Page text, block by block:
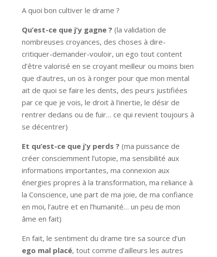
A quoi bon cultiver le drame ?
Qu’est-ce que j’y gagne ? (la validation de
nombreuses croyances, des choses à dire-
critiquer-demander-vouloir, un ego tout content
d’être valorisé en se croyant meilleur ou moins bien
que d’autres, un os à ronger pour que mon mental
ait de quoi se faire les dents, des peurs justifiées
par ce que je vois, le droit à l’inertie, le désir de
rentrer dedans ou de fuir… ce qui revient toujours à
se décentrer)
Et qu’est-ce que j’y perds ? (ma puissance de
créer consciemment l’utopie, ma sensibilité aux
informations importantes, ma connexion aux
énergies propres à la transformation, ma reliance à
la Conscience, une part de ma joie, de ma confiance
en moi, l’autre et en l’humanité… un peu de mon
âme en fait)
En fait, le sentiment du drame tire sa source d’un
ego mal placé, tout comme d’ailleurs les autres